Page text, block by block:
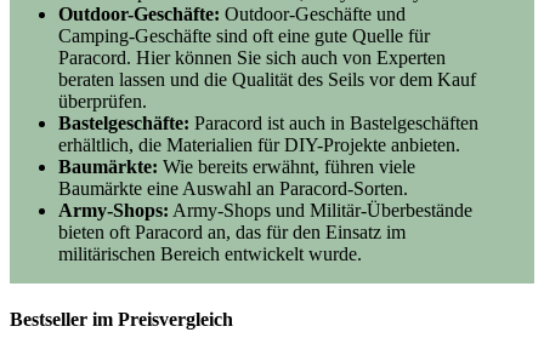
Outdoor-Geschäfte: Outdoor-Geschäfte und
Camping-Geschäfte sind oft eine gute Quelle für
Paracord. Hier können Sie sich auch von Experten
beraten lassen und die Qualität des Seils vor dem Kauf
überprüfen.
Bastelgeschäfte: Paracord ist auch in Bastelgeschäften
erhältlich, die Materialien für DIY-Projekte anbieten.
Baumärkte: Wie bereits erwähnt, führen viele
Baumärkte eine Auswahl an Paracord-Sorten.
Army-Shops: Army-Shops und Militär-Überbestände
bieten oft Paracord an, das für den Einsatz im
militärischen Bereich entwickelt wurde.
Bestseller im Preisvergleich